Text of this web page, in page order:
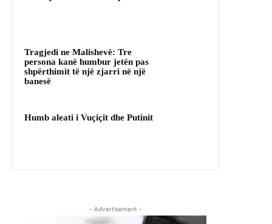
Tragjedi ne Malishevë: Tre
persona kanë humbur jetën pas
shpërthimit të një zjarri në një
banesë
Humb aleati i Vuçiçit dhe Putinit
- Advertisement -